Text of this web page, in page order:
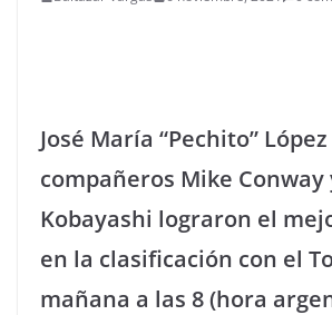
José María “Pechito”
compañeros Mike Conway
Kobayashi lograron el
en la clasificación con el
mañana a las 8 (hora